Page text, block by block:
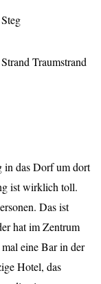
in das Dorf um dort
ist wirklich toll.
Das ist
hat im Zentrum
eine Bar in der
Hotel, das